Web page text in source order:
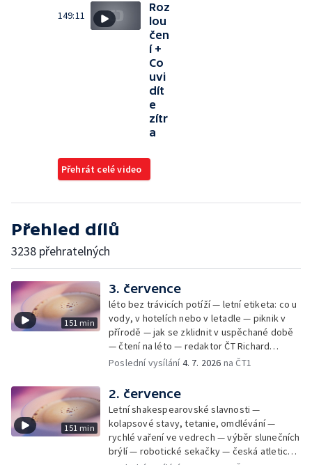
149:11
Roz
lou
čen
í +
Co
uvi
dít
e
zítr
a
Přehrát celé video
Přehled dílů
3238 přehratelných
151 min
3. července
léto bez trávicích potíží — letní etiketa: co u
vody, v hotelích nebo v letadle — piknik v
přírodě — jak se zklidnit v uspěchané době
— čtení na léto — redaktor ČT Richard
Samko
Poslední vysílání4. 7. 2026 na ČT1
151 min
2. července
Letní shakespearovské slavnosti —
kolapsové stavy, tetanie, omdlévání —
rychlé vaření ve vedrech — výběr slunečních
brýlí — robotické sekačky — česká atletická